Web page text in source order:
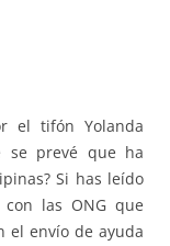
el tifón Yolanda
se prevé que ha
Si has leído
las ONG que
el envío de ayuda